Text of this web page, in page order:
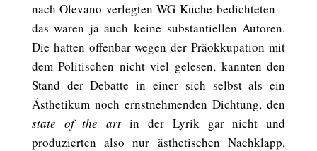
nach Olevano verlegten WG-Küche bedichteten –
das waren ja auch keine substantiellen Autoren.
Die hatten offenbar wegen der Präokkupation mit
dem Politischen nicht viel gelesen, kannten den
Stand der Debatte in einer sich selbst als ein
Ästhetikum noch ernstnehmenden Dichtung, den
state of the art in der Lyrik gar nicht und
produzierten also nur ästhetischen Nachklapp,